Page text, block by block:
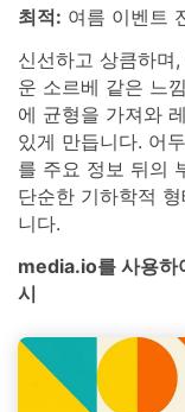
최적: 여름 이벤트
신선하고 상큼하며
운 소르베 같은 느
에 균형을 가져와
있게 만듭니다. 어
를 주요 정보 뒤의
단순한 기하학적
니다.
media.io를 사용하
시